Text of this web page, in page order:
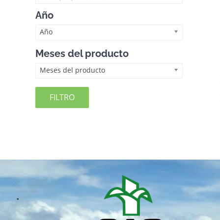
Año
Año
Meses del producto
Meses del producto
FILTRO